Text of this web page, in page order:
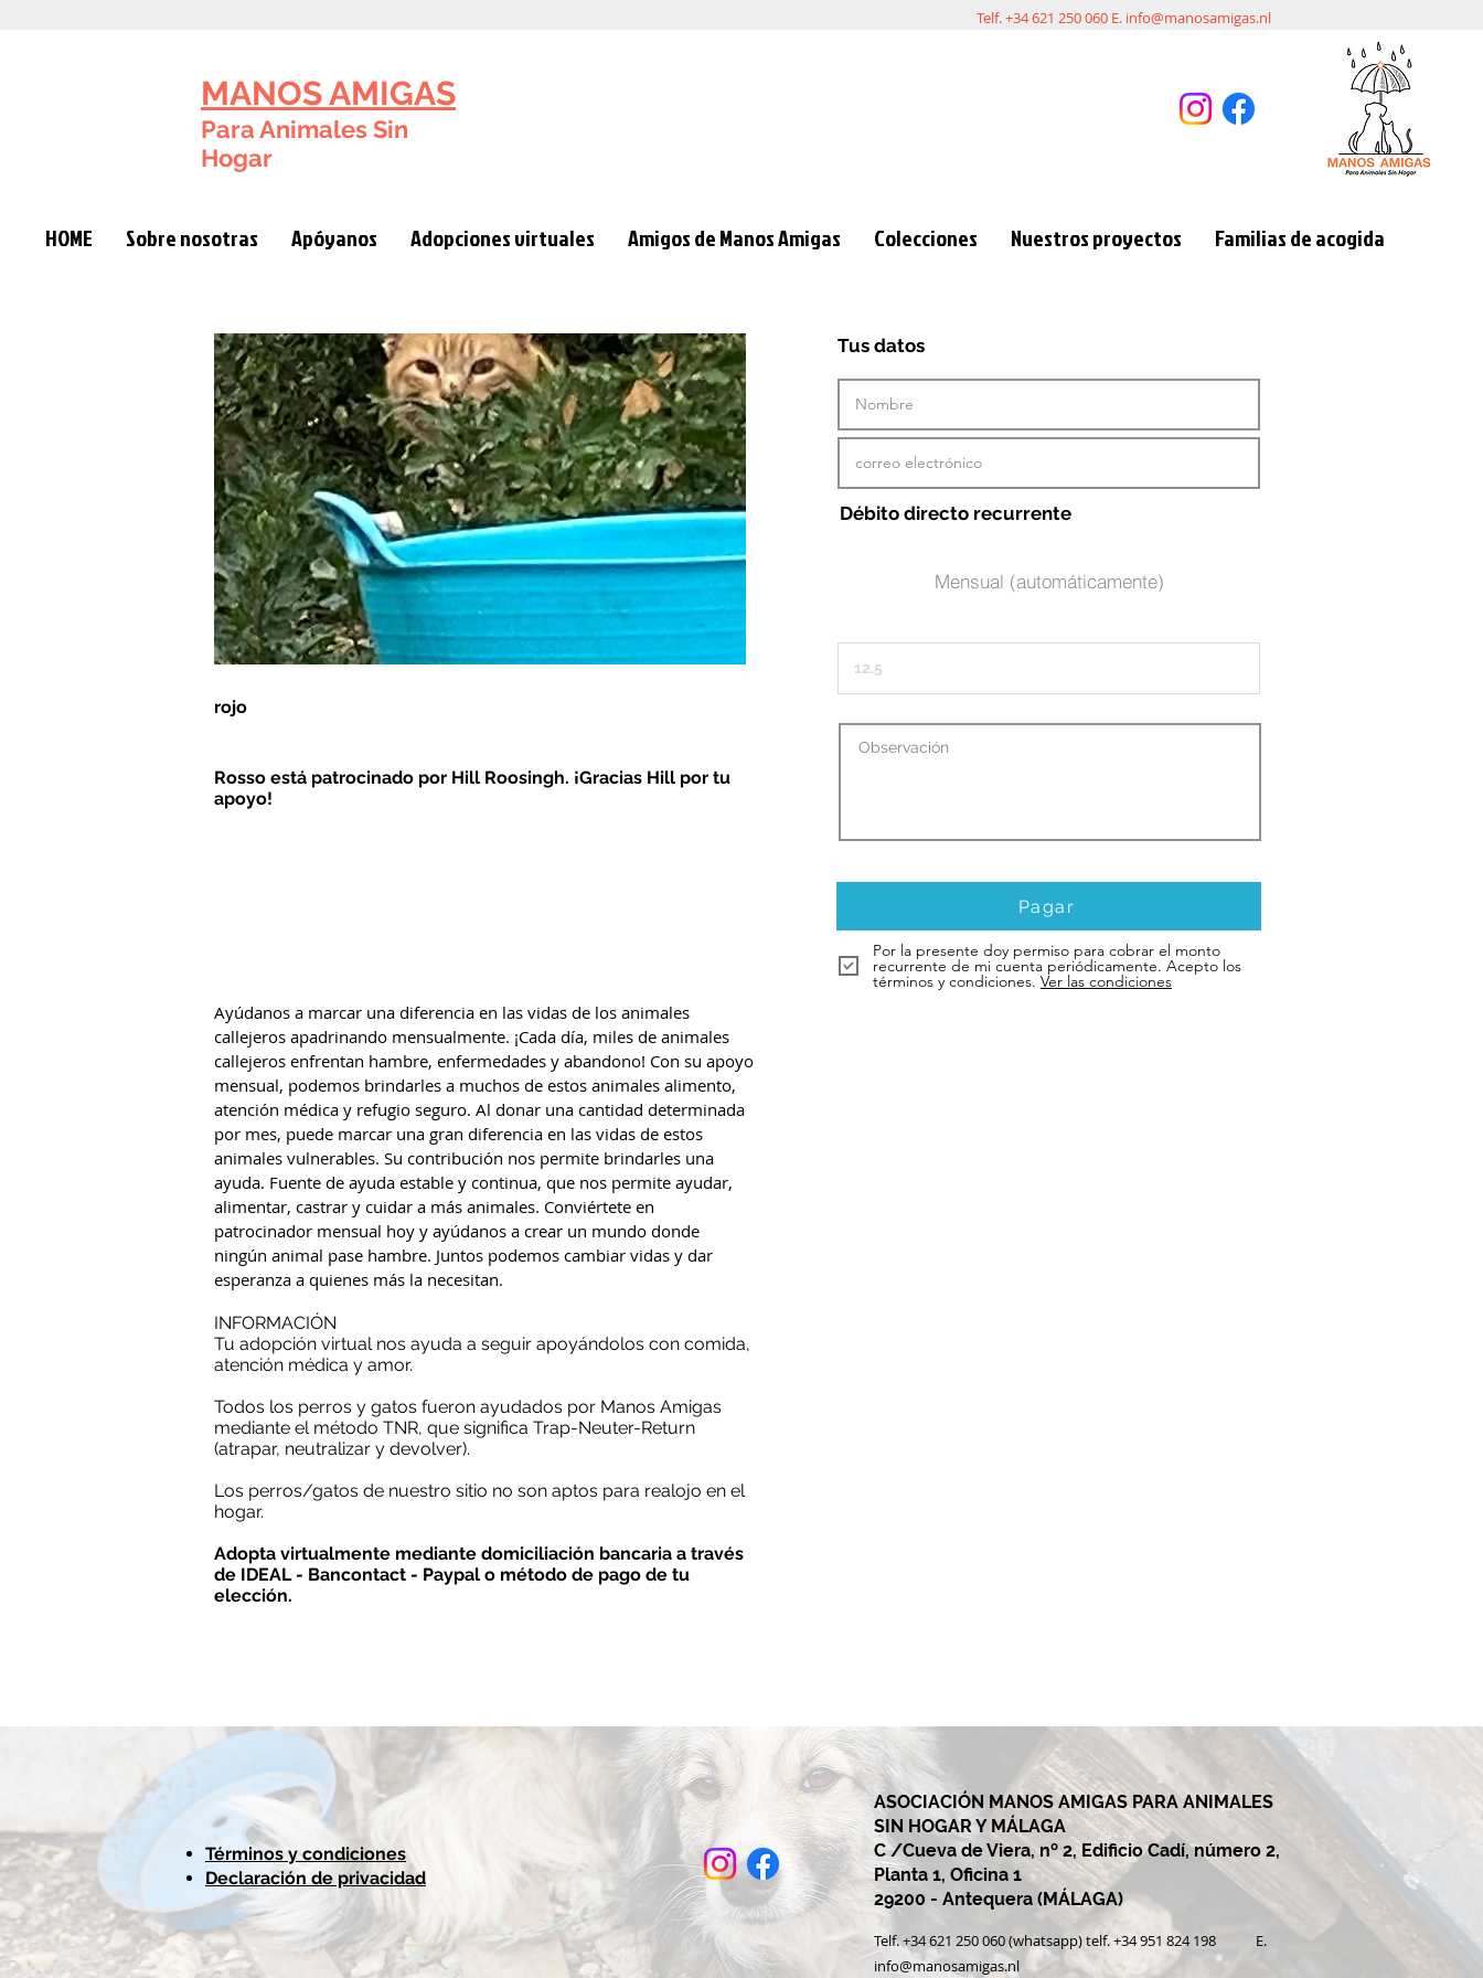
Telf. +34 621 250 060 E. info@manosamigas.nl
MANOS AMIGAS
Para Animales Sin
Hogar
HOME Sobre nosotras Apóyanos Adopciones virtuales Amigos de Manos Amigas Colecciones Nuestros proyectos Familias de acogida
rojo
Rosso está patrocinado por Hill Roosingh. ¡Gracias Hill por tu
apoyo!
Tus datos
Débito directo recurrente
Mensual (automáticamente)
Pagar
Por la presente doy permiso para cobrar el monto
recurrente de mi cuenta periódicamente. Acepto los
términos y condiciones. Ver las condiciones
Ayúdanos a marcar una diferencia en las vidas de los animales
callejeros apadrinando mensualmente. ¡Cada día, miles de animales
callejeros enfrentan hambre, enfermedades y abandono! Con su apoyo
mensual, podemos brindarles a muchos de estos animales alimento,
atención médica y refugio seguro. Al donar una cantidad determinada
por mes, puede marcar una gran diferencia en las vidas de estos
animales vulnerables. Su contribución nos permite brindarles una
ayuda. Fuente de ayuda estable y continua, que nos permite ayudar,
alimentar, castrar y cuidar a más animales. Conviértete en
patrocinador mensual hoy y ayúdanos a crear un mundo donde
ningún animal pase hambre. Juntos podemos cambiar vidas y dar
esperanza a quienes más la necesitan.
INFORMACIÓN
Tu adopción virtual nos ayuda a seguir apoyándolos con comida,
atención médica y amor.
Todos los perros y gatos fueron ayudados por Manos Amigas
mediante el método TNR, que significa Trap-Neuter-Return
(atrapar, neutralizar y devolver).
Los perros/gatos de nuestro sitio no son aptos para realojo en el
hogar.
Adopta virtualmente mediante domiciliación bancaria a través
de IDEAL - Bancontact - Paypal o método de pago de tu
elección.
Términos y condiciones
Declaración de privacidad
ASOCIACIÓN MANOS AMIGAS PARA ANIMALES
SIN HOGAR Y MÁLAGA
C /Cueva de Viera, nº 2, Edificio Cadí, número 2,
Planta 1, Oficina 1
29200 - Antequera (MÁLAGA)
Telf. +34 621 250 060 (whatsapp) telf. +34 951 824 198 E.
info@manosamigas.nl